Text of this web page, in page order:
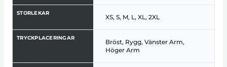
STORLEKAR
XS, S, M, L, XL, 2XL
TRYCKPLACERINGAR
Bröst, Rygg, Vänster Arm,
Höger Arm